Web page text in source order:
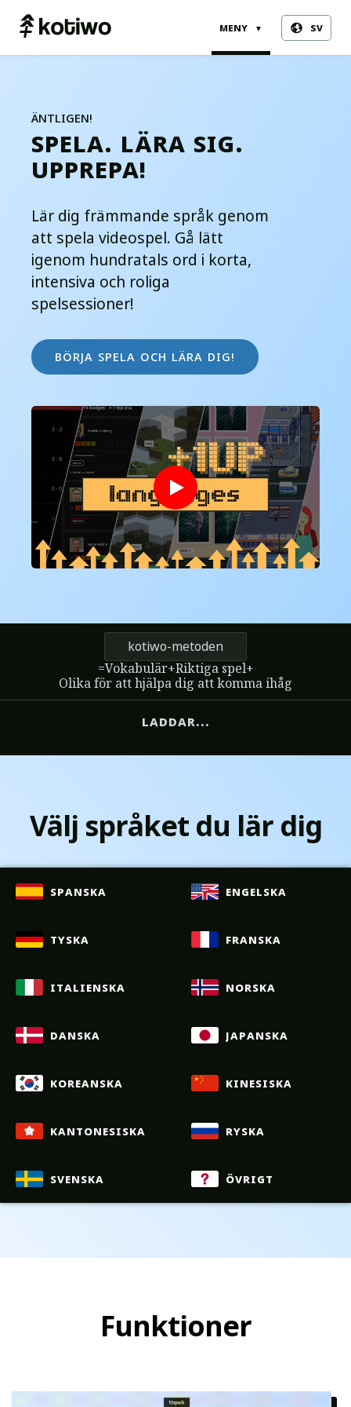
meny ▼ sv
äntligen!
spela. lära sig.
upprepa!
Lär dig främmande språk genom
att spela videospel. Gå lätt
igenom hundratals ord i korta,
intensiva och roliga
spelsessioner!
börja spela och lära dig!
kotiwo-metoden
=Vokabulär+Riktiga spel+
Olika för att hjälpa dig att komma ihåg
laddar...
Välj språket du lär dig
spanska engelska
tyska franska
italienska norska
danska japanska
koreanska kinesiska
kantonesiska ryska
svenska övrigt
Funktioner